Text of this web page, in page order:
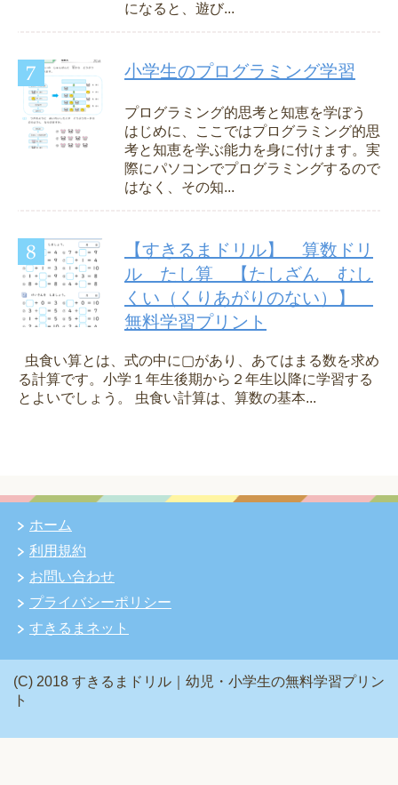
になると、遊び...
小学生のプログラミング学習
プログラミング的思考と知恵を学ぼう
はじめに、ここではプログラミング的思
考と知恵を学ぶ能力を身に付けます。実
際にパソコンでプログラミングするので
はなく、その知...
【すきるまドリル】 算数ドリ
ル たし算 【たしざん むし
くい（くりあがりのない）】
無料学習プリント
虫食い算とは、式の中に▢があり、あてはまる数を求め
る計算です。小学１年生後期から２年生以降に学習する
とよいでしょう。 虫食い計算は、算数の基本...
ホーム
利用規約
お問い合わせ
プライバシーポリシー
すきるまネット
(C) 2018 すきるまドリル｜幼児・小学生の無料学習プリン
ト